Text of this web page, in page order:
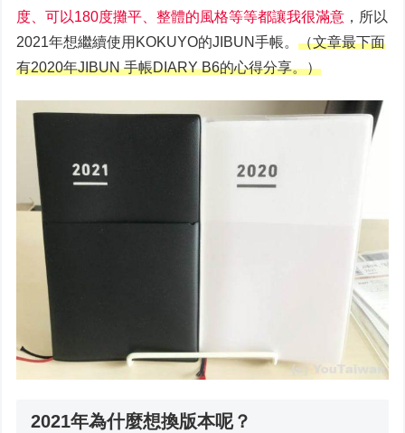
度、可以180度攤平、整體的風格等等都讓我很滿意 ，所以
2021年想繼續使用KOKUYO的JIBUN手帳。（文章最下面
有2020年JIBUN 手帳DIARY B6的心得分享。）
2021年為什麼想換版本呢？